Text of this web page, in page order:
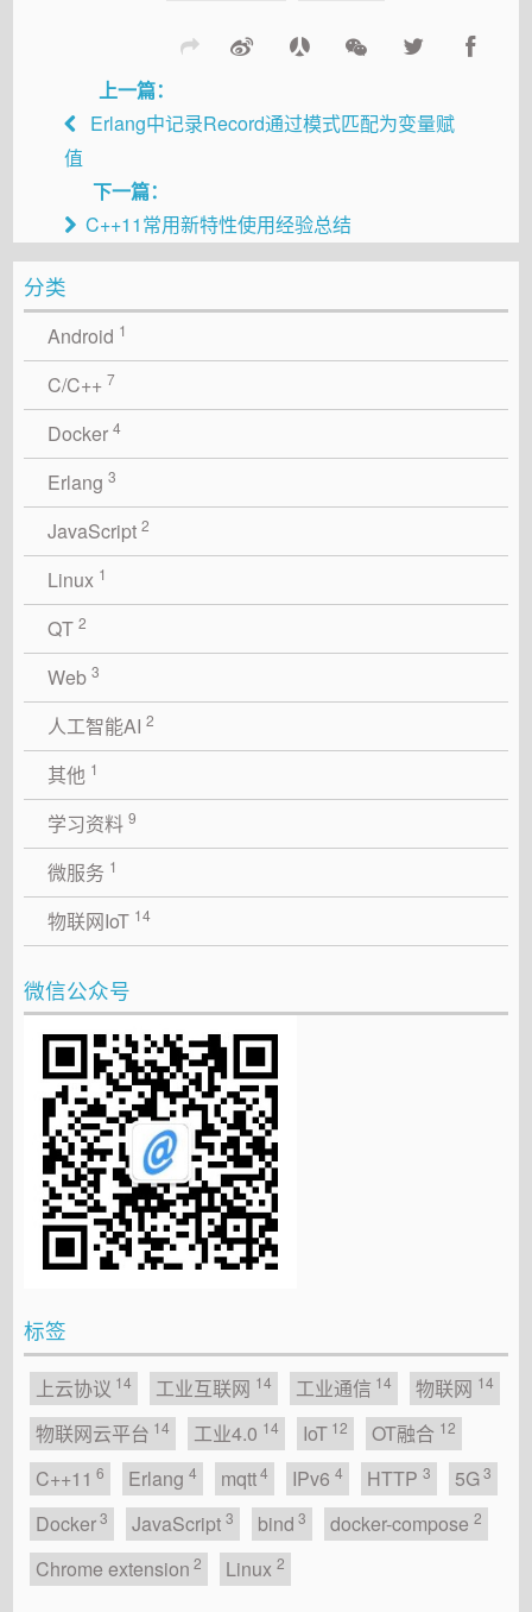
上一篇：
Erlang中记录Record通过模式匹配为变量赋
值
下一篇：
C++11常用新特性使用经验总结
分类
Android 1
C/C++ 7
Docker 4
Erlang 3
JavaScript 2
Linux 1
QT 2
Web 3
人工智能AI 2
其他 1
学习资料 9
微服务 1
物联网IoT 14
微信公众号
标签
上云协议 14 工业互联网 14 工业通信 14 物联网 14
物联网云平台 14 工业4.0 14 IoT 12 OT融合 12
C++11 6 Erlang 4 mqtt 4 IPv6 4 HTTP 3 5G 3
Docker 3 JavaScript 3 bind 3 docker-compose 2
Chrome extension 2 Linux 2